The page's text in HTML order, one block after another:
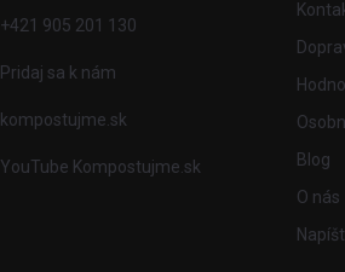
+421 905 201 130
Pridaj sa k nám
kompostujme.sk
YouTube Kompostujme.sk
Blog
O nás